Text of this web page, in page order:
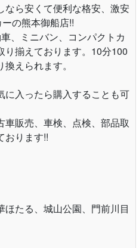
ら安くて便利な格安、激安
の熊本御船店!!
、ミニバン、コンパクトカ
り揃えております。10分100
えられます。
入ったら購入することも可
車販売、車検、点検、部品取
おります!!
たる、城山公園、門前川目